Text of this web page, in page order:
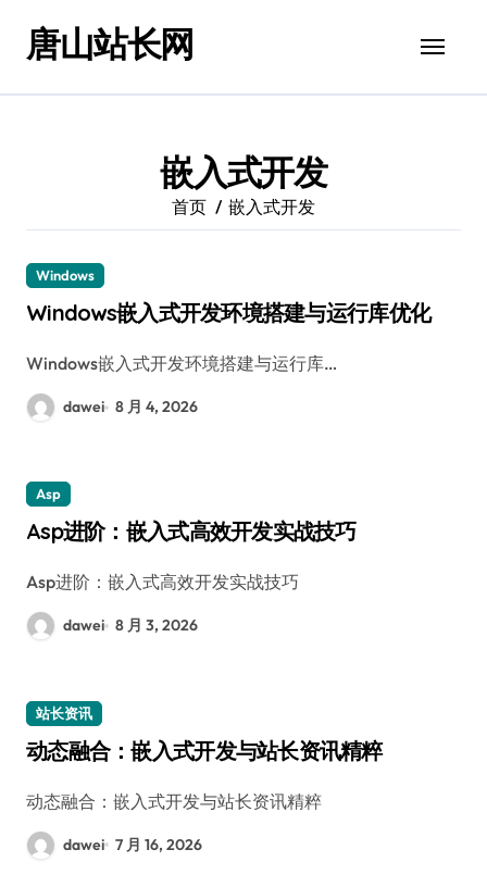
唐山站长网
嵌入式开发
首页 嵌入式开发
Windows
Windows嵌入式开发环境搭建与运行库优化
Windows嵌入式开发环境搭建与运行库…
dawei 8 月 4, 2026
Asp
Asp进阶：嵌入式高效开发实战技巧
Asp进阶：嵌入式高效开发实战技巧
dawei 8 月 3, 2026
站长资讯
动态融合：嵌入式开发与站长资讯精粹
动态融合：嵌入式开发与站长资讯精粹
dawei 7 月 16, 2026